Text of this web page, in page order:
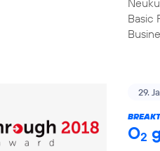
Basic
29.
O2